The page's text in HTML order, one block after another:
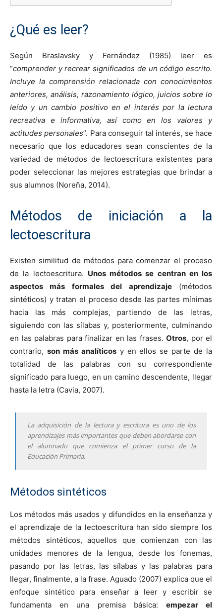
¿Qué es leer?
Según Braslavsky y Fernández (1985) leer es
“comprender y recrear significados de un código escrito.
Incluye la comprensión relacionada con conocimientos
anteriores, análisis, razonamiento lógico, juicios sobre lo
leído y un cambio positivo en el interés por la lectura
recreativa e informativa, así como en los valores y
actitudes personales”. Para conseguir tal interés, se hace
necesario que los educadores sean conscientes de la
variedad de métodos de lectoescritura existentes para
poder seleccionar las mejores estrategias que brindar a
sus alumnos (Noreña, 2014).
Métodos de iniciación a la
lectoescritura
Existen similitud de métodos para comenzar el proceso
de la lectoescritura. Unos métodos se centran en los
aspectos más formales del aprendizaje(métodos
sintéticos) y tratan el proceso desde las partes mínimas
hacia las más complejas, partiendo de las letras,
siguiendo con las sílabas y, posteriormente, culminando
en las palabras para finalizar en las frases. Otros, por el
contrario, son más analíticosy en ellos se parte de la
totalidad de las palabras con su correspondiente
significado para luego, en un camino descendente, llegar
hasta la letra (Cavia, 2007).
La adquisición de la lectura y escritura es uno de los
aprendizajes más importantes que deben abordarse con
el alumnado que comienza el primer curso de la
Educación Primaria.
Métodos sintéticos
Los métodos más usados y difundidos en la enseñanza y
el aprendizaje de la lectoescritura han sido siempre los
métodos sintéticos, aquellos que comienzan con las
unidades menores de la lengua, desde los fonemas,
pasando por las letras, las sílabas y las palabras para
llegar, finalmente, a la frase. Aguado (2007) explica que el
enfoque sintético para enseñar a leer y escribir se
fundamenta en una premisa básica: empezar el